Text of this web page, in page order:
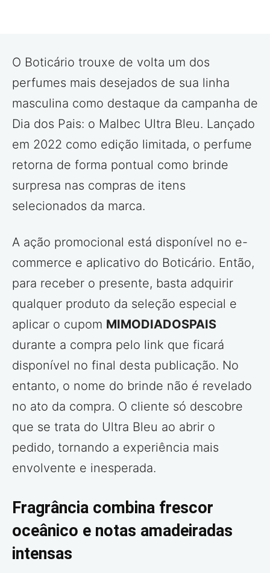
O Boticário trouxe de volta um dos
perfumes mais desejados de sua linha
masculina como destaque da campanha de
Dia dos Pais: o Malbec Ultra Bleu. Lançado
em 2022 como edição limitada, o perfume
retorna de forma pontual como brinde
surpresa nas compras de itens
selecionados da marca.
A ação promocional está disponível no e-
commerce e aplicativo do Boticário. Então,
para receber o presente, basta adquirir
qualquer produto da seleção especial e
aplicar o cupom MIMODIADOSPAIS
durante a compra pelo link que ficará
disponível no final desta publicação. No
entanto, o nome do brinde não é revelado
no ato da compra. O cliente só descobre
que se trata do Ultra Bleu ao abrir o
pedido, tornando a experiência mais
envolvente e inesperada.
Fragrância combina frescor
oceânico e notas amadeiradas
intensas